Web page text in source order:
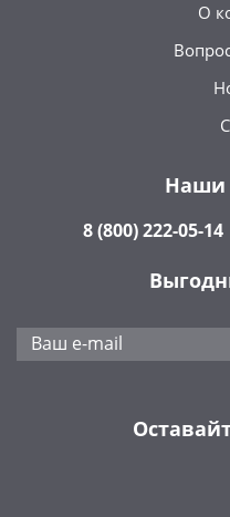
О
Наши
8 (800) 222-05-14